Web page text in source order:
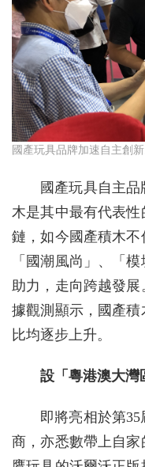
國產玩具品牌加速自主創
國產玩具自主
木是其中最有代表
鏈，如今國產積木
「國潮風尚」、「
助力，走向跨越發
據觀測顯示，國產
比均逐步上升。
設「粵港澳大灣
即將亮相於第
商，亦悉數帶上自